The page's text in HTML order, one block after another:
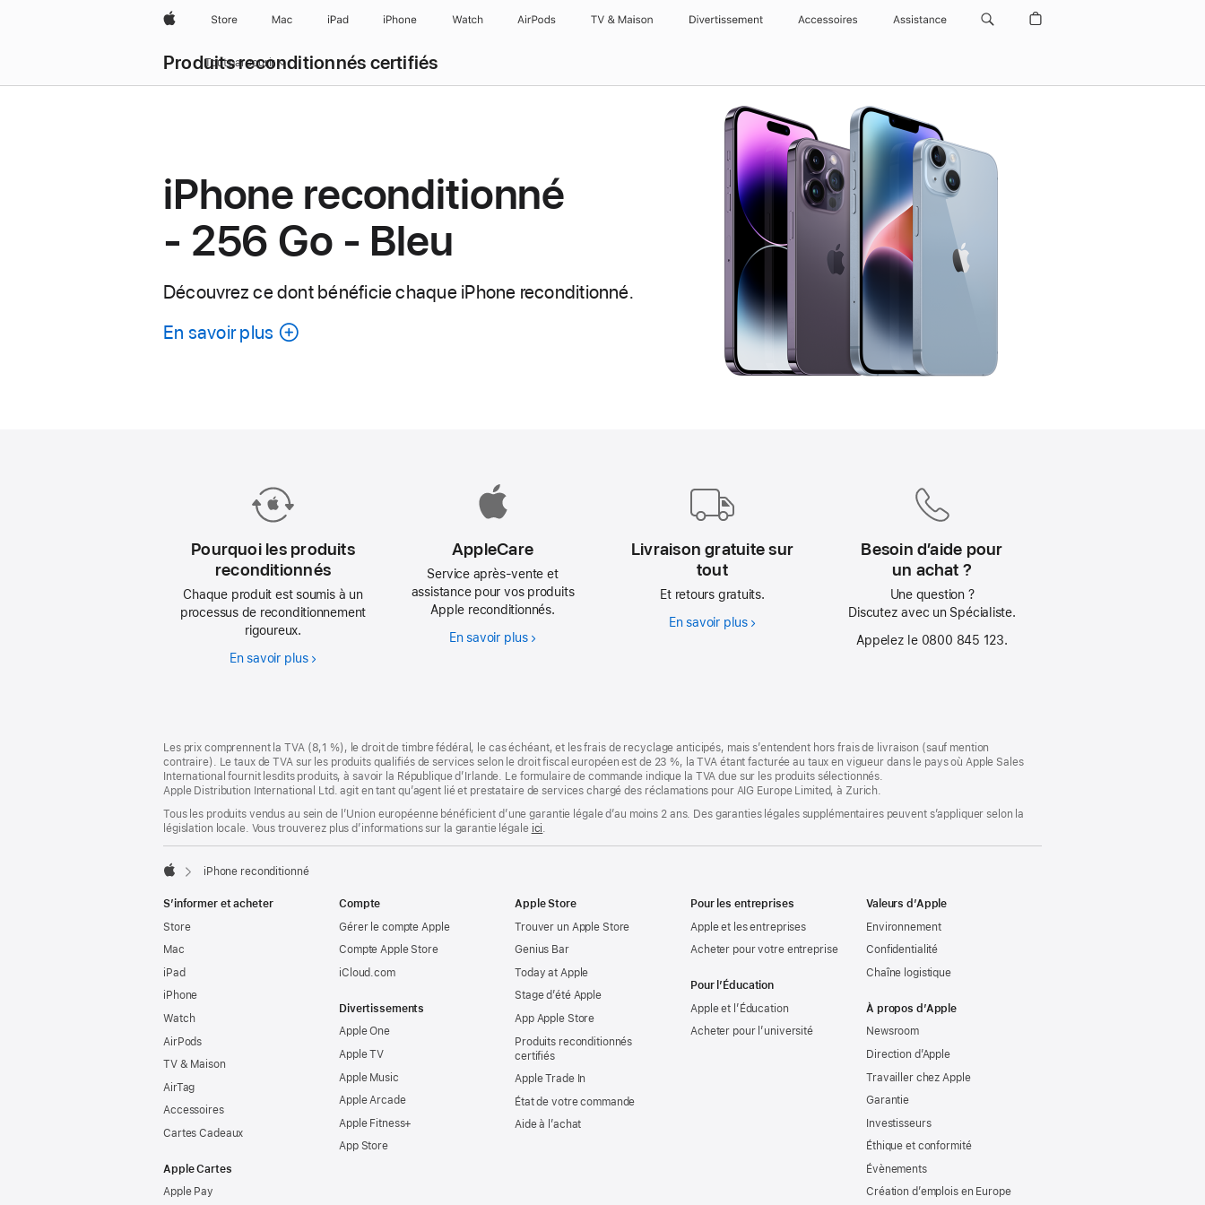
AppleStore Mac iPad iPhone Watch AirPods TV & Maison Divertissements Accessoires Assistance
Produits reconditionnés certifiés
Tout parcourir
iPhone reconditionné
- 256 Go - Bleu
Découvrez ce dont bénéficie chaque iPhone reconditionné.
En savoir plus
Pourquoi les produits
reconditionnés
Chaque produit est soumis à un
processus de reconditionnement
rigoureux.
En savoir plusPourquoi
AppleCare
Service après-vente et
assistance pour vos produits
Apple reconditionnés.
En savoir plusAppleCare
Livraison gratuite sur
tout
Et retours gratuits.
En savoir plusLivraison
Besoin d’aide pour
un achat ?
Une question ?
Discutez avec un Spécialiste.
Appelez le 0800 845 123.
de
page
de
bas
de
Les prix comprennent la TVA (8,1 %), le droit de timbre fédéral, le cas échéant, et les frais de recyclage anticipés, mais s’entendent hors frais de livraison (sauf mention
contraire). Le taux de TVA sur les produits qualifiés de services selon le droit fiscal européen est de 23 %, la TVA étant facturée au taux en vigueur dans le pays où Apple Sales
International fournit lesdits produits, à savoir la République d’Irlande. Le formulaire de commande indique la TVA due sur les produits sélectionnés.
Apple Distribution International Ltd. agit en tant qu’agent lié et prestataire de services chargé des réclamations pour AIG Europe Limited, à Zurich.
Tous les produits vendus au sein de l’Union européenne bénéficient d’une garantie légale d’au moins 2 ans. Des garanties légales supplémentaires peuvent s’appliquer selon la
législation locale. Vous trouverez plus d’informations sur la garantie légale ici.
iPhone reconditionné
S’informer et acheter
Store
Mac
iPad
iPhone
Watch
AirPods
TV & Maison
AirTag
Accessoires
Cartes Cadeaux
Apple Cartes
Apple Pay
Compte
Gérer le compte Apple
Compte Apple Store
iCloud.com
Divertissements
Apple One
Apple TV
Apple Music
Apple Arcade
Apple Fitness+
App Store
Apple Store
Trouver un Apple Store
Genius Bar
Today at Apple
Stage d’été Apple
App Apple Store
Produits reconditionnés
certifiés
Apple Trade In
État de votre commande
Aide à l’achat
Pour les entreprises
Apple et les entreprises
Acheter pour votre entreprise
Pour l’Éducation
Apple et l’Éducation
Acheter pour l’université
Valeurs d’Apple
Environnement
Confidentialité
Chaîne logistique
À propos d’Apple
Newsroom
Direction d’Apple
Travailler chez Apple
Garantie
Investisseurs
Éthique et conformité
Évènements
Création d’emplois en Europe